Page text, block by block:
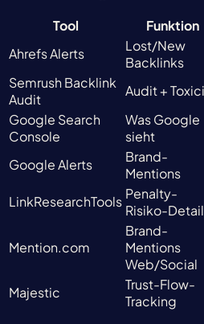
Tool Funktion
Ahrefs Alerts
Lost/New
Backlinks
Semrush Backlink
Audit
Audit +
Google Search
Console
Was Google
sieht
Google Alerts
Brand-
Mentions
LinkResearchTools Penalty-
Risiko-Detail
Mention.com
Brand-
Mentions
Web/Social
Majestic
Trust-Flow-
Tracking